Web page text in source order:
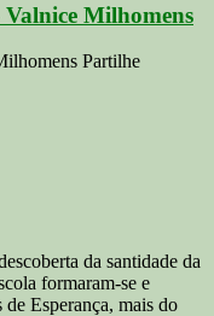
Milhomens
Partilhe
da santidade da
formaram-se e
Esperança, mais do